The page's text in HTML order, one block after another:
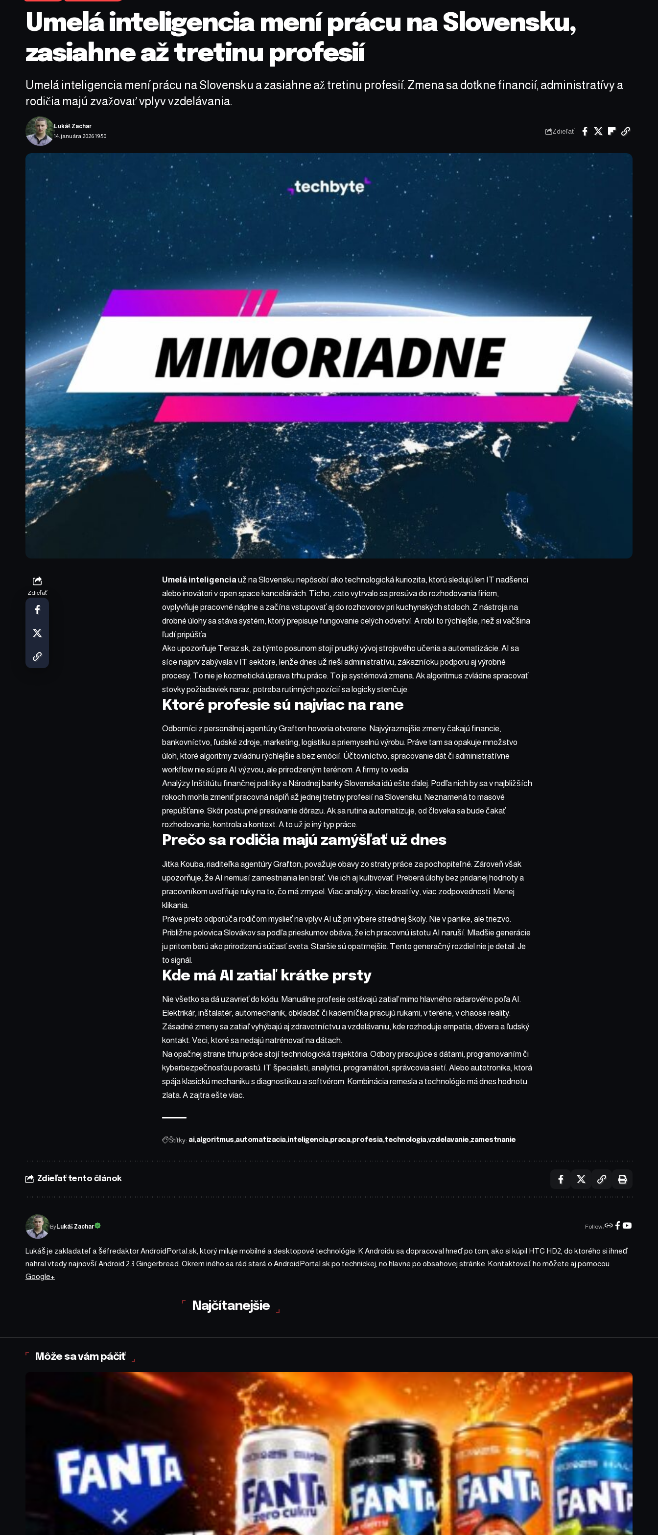
Umelá inteligencia mení prácu na Slovensku,
zasiahne až tretinu profesií
Umelá inteligencia mení prácu na Slovensku a zasiahne až tretinu profesií. Zmena sa dotkne financií, administratívy a
rodičia majú zvažovať vplyv vzdelávania.
14. januára 2026 19:50
Lukáš Zachar
Zdieľať
Zdieľať
Umelá inteligenciauž na Slovensku nepôsobí ako technologická kuriozita, ktorú sledujú len IT nadšenci
alebo inovátori v open space kanceláriách. Ticho, zato vytrvalo sa presúva do rozhodovania firiem,
ovplyvňuje pracovné náplne a začína vstupovať aj do rozhovorov pri kuchynských stoloch. Z nástroja na
drobné úlohy sa stáva systém, ktorý prepisuje fungovanie celých odvetví. A robí to rýchlejšie, než si väčšina
ľudí pripúšťa.
Ako upozorňuje Teraz.sk, za týmto posunom stojí prudký vývoj strojového učenia a automatizácie. AI sa
síce najprv zabývala v IT sektore, lenže dnes už rieši administratívu, zákaznícku podporu aj výrobné
procesy. To nie je kozmetická úprava trhu práce. To je systémová zmena. Ak algoritmus zvládne spracovať
stovky požiadaviek naraz, potreba rutinných pozícií sa logicky stenčuje.
Ktoré profesie sú najviac na rane
Odborníci z personálnej agentúry Grafton hovoria otvorene. Najvýraznejšie zmeny čakajú financie,
bankovníctvo, ľudské zdroje, marketing, logistiku a priemyselnú výrobu. Práve tam sa opakuje množstvo
úloh, ktoré algoritmy zvládnu rýchlejšie a bez emócií. Účtovníctvo, spracovanie dát či administratívne
workflow nie sú pre AI výzvou, ale prirodzeným terénom. A firmy to vedia.
Analýzy Inštitútu finančnej politiky a Národnej banky Slovenskaidú ešte ďalej. Podľa nich by sa v najbližších
rokoch mohla zmeniť pracovná náplň až jednej tretiny profesií na Slovensku. Neznamená to masové
prepúšťanie. Skôr postupné presúvanie dôrazu. Ak sa rutina automatizuje, od človeka sa bude čakať
rozhodovanie, kontrola a kontext. A to už je iný typ práce.
Prečo sa rodičia majú zamýšľať už dnes
Jitka Kouba, riaditeľka agentúry Grafton, považuje obavy zo straty práce za pochopiteľné. Zároveň však
upozorňuje, že AI nemusí zamestnania len brať. Vie ich aj kultivovať. Preberá úlohy bez pridanej hodnoty a
pracovníkom uvoľňuje ruky na to, čo má zmysel. Viac analýzy, viac kreatívy, viac zodpovednosti. Menej
klikania.
Práve preto odporúča rodičom myslieť na vplyv AI už pri výbere strednej školy. Nie v panike, ale triezvo.
Približne polovica Slovákov sa podľa prieskumov obáva, že ich pracovnú istotu AI naruší. Mladšie generácie
ju pritom berú ako prirodzenú súčasť sveta. Staršie sú opatrnejšie. Tento generačný rozdiel nie je detail. Je
to signál.
Kde má AI zatiaľ krátke prsty
Nie všetko sa dá uzavrieť do kódu. Manuálne profesie ostávajú zatiaľ mimo hlavného radarového poľa AI.
Elektrikár, inštalatér, automechanik, obkladač či kaderníčka pracujú rukami, v teréne, v chaose reality.
Zásadné zmeny sa zatiaľ vyhýbajú aj zdravotníctvu a vzdelávaniu, kde rozhoduje empatia, dôvera a ľudský
kontakt. Veci, ktoré sa nedajú natrénovať na dátach.
Na opačnej strane trhu práce stojí technologická trajektória. Odbory pracujúce s dátami, programovaním či
kyberbezpečnosťouporastú. IT špecialisti, analytici, programátori, správcovia sietí. Alebo autotronika, ktorá
spája klasickú mechaniku s diagnostikou a softvérom. Kombinácia remesla a technológie má dnes hodnotu
zlata. A zajtra ešte viac.
Štítky: ai algoritmus automatizacia inteligencia praca profesia technologia vzdelavanie zamestnanie
Zdieľať tento článok
ByLukáš Zachar Follow:
Lukáš je zakladateľ a šéfredaktor AndroidPortal.sk, ktorý miluje mobilné a desktopové technológie. K Androidu sa dopracoval hneď po tom, ako si kúpil HTC HD2, do ktorého si ihneď
nahral vtedy najnovší Android 2.3 Gingerbread. Okrem iného sa rád stará o AndroidPortal.sk po technickej, no hlavne po obsahovej stránke. Kontaktovať ho môžete aj pomocou
Google+
Najčítanejšie
Môže sa vám páčiť